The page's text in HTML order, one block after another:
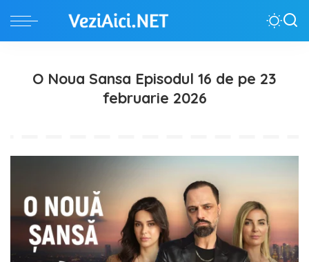
O Noua Sansa Episodul 16 de pe 23
februarie 2026